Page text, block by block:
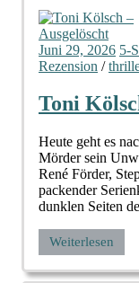
Juni 29, 2026 5-
Rezension /
Toni
Heute geht es
Mörder sein
René Förder,
packender
dunklen Seiten
Weiterlesen